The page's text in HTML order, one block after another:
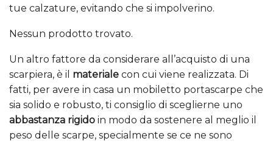
tue calzature, evitando che si impolverino.
Nessun prodotto trovato.
Un altro fattore da considerare all’acquisto di una
scarpiera, è il materiale con cui viene realizzata. Di
fatti, per avere in casa un mobiletto portascarpe che
sia solido e robusto, ti consiglio di sceglierne uno
abbastanza rigido in modo da sostenere al meglio il
peso delle scarpe, specialmente se ce ne sono